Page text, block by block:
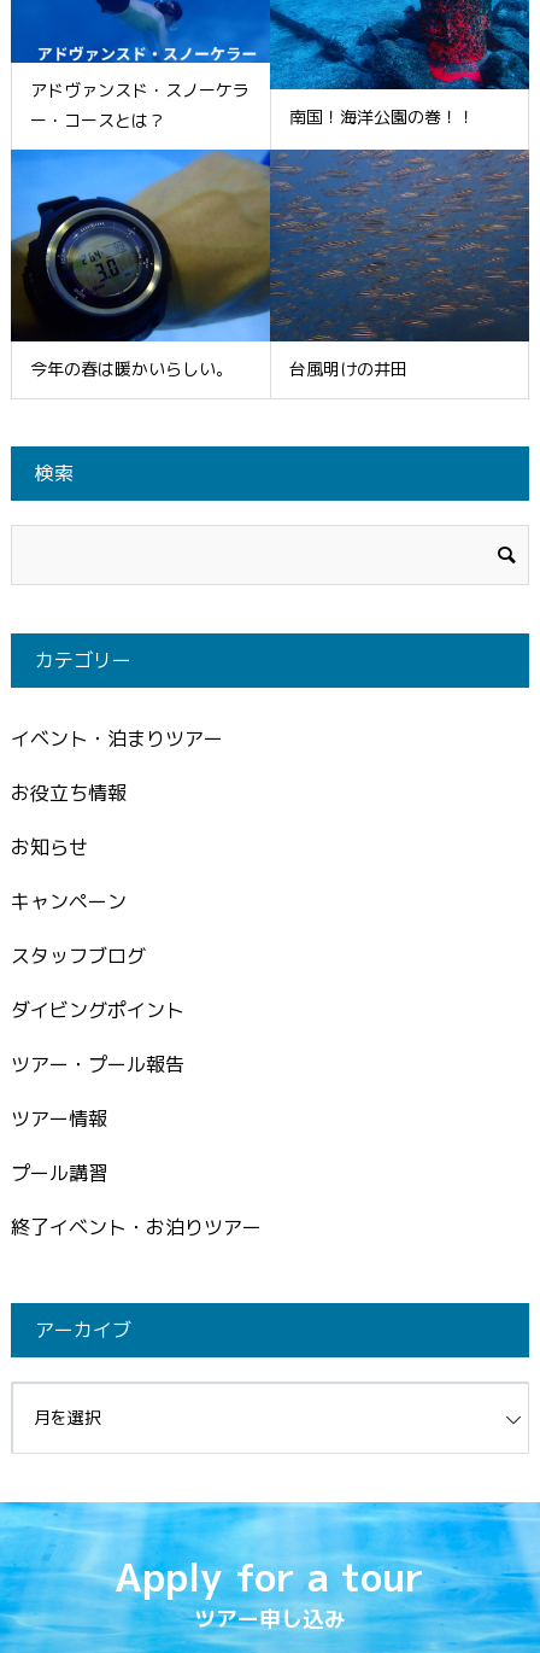
アドヴァンスド・スノーケラ
ー・コースとは？
南国！海洋公園の巻！！
今年の春は暖かいらしい。 台風明けの井田
検索
カテゴリー
イベント・泊まりツアー
お役立ち情報
お知らせ
キャンペーン
スタッフブログ
ダイビングポイント
ツアー・プール報告
ツアー情報
プール講習
終了イベント・お泊りツアー
アーカイブ
Apply for a tour
ツアー申し込み